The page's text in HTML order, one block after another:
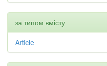
за типом вмісту
Article